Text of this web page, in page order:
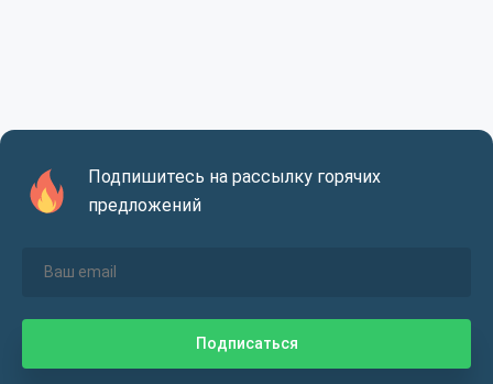
Подпишитесь на рассылку горячих
предложений